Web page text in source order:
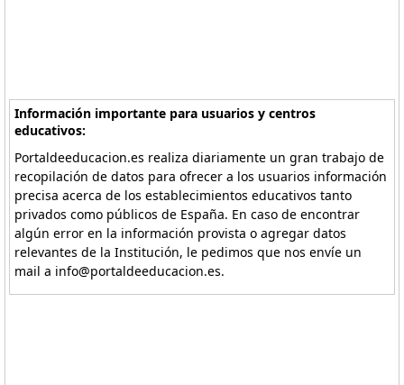
Información importante para usuarios y centros
educativos:
Portaldeeducacion.es realiza diariamente un gran trabajo de
recopilación de datos para ofrecer a los usuarios información
precisa acerca de los establecimientos educativos tanto
privados como públicos de España. En caso de encontrar
algún error en la información provista o agregar datos
relevantes de la Institución, le pedimos que nos envíe un
mail a info@portaldeeducacion.es.